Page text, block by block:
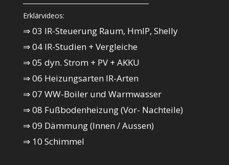
Erklärvideos:
⇒ 03 IR-Steuerung Raum, HmIP, Shelly
⇒ 04 IR-Studien + Vergleiche
⇒ 05 dyn. Strom + PV + AKKU
⇒ 06 Heizungsarten IR-Arten
⇒ 07 WW-Boiler und Warmwasser
⇒ 08 Fußbodenheizung (Vor- Nachteile)
⇒ 09 Dämmung (Innen / Aussen)
⇒ 10 Schimmel